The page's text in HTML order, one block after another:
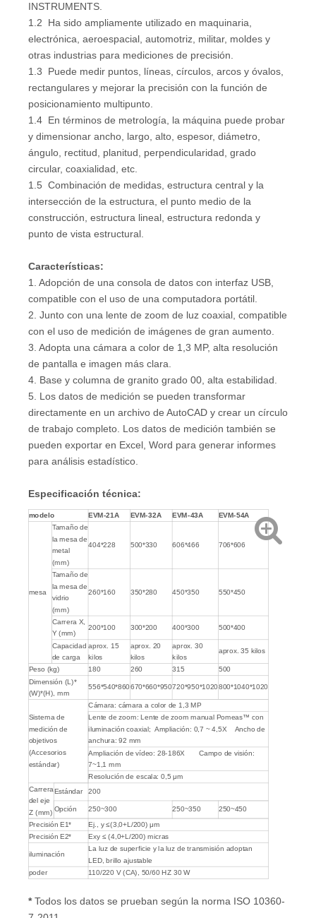
INSTRUMENTS.
1.2 Ha sido ampliamente utilizado en maquinaria,
electrónica, aeroespacial, automotriz, militar, moldes y
otras industrias para mediciones de precisión.
1.3 Puede medir puntos, líneas, círculos, arcos y óvalos,
rectangulares y mejorar la precisión con la función de
posicionamiento multipunto.
1.4 En términos de metrología, la máquina puede probar
y dimensionar ancho, largo, alto, espesor, diámetro,
ángulo, rectitud, planitud, perpendicularidad, grado
circular, coaxialidad, etc.
1.5 Combinación de medidas, estructura central y la
intersección de la estructura, el punto medio de la
construcción, estructura lineal, estructura redonda y
punto de vista estructural.
Características:
1. Adopción de una consola de datos con interfaz USB,
compatible con el uso de una computadora portátil.
2. Junto con una lente de zoom de luz coaxial, compatible
con el uso de medición de imágenes de gran aumento.
3. Adopta una cámara a color de 1,3 MP, alta resolución
de pantalla e imagen más clara.
4. Base y columna de granito grado 00, alta estabilidad.
5. Los datos de medición se pueden transformar
directamente en un archivo de AutoCAD y crear un círculo
de trabajo completo. Los datos de medición también se
pueden exportar en Excel, Word para generar informes
para análisis estadístico.
Especificación técnica:
modelo EVM-21A EVM-32A EVM-43A EVM-54A
mesa
Tamaño de
la mesa de
metal
(mm)
404*228 500*330 606*466 706*606
Tamaño de
la mesa de
vidrio
(mm)
260*160 350*280 450*350 550*450
Carrera X,
Y (mm)
200*100 300*200 400*300 500*400
Capacidad
de carga
aprox. 15
kilos
aprox. 20
kilos
aprox. 30
kilos
aprox. 35 kilos
Peso (kg) 180 260 315 500
Dimensión (L)*
(W)*(H), mm
556*540*860670*660*950720*950*1020800*1040*1020
Sistema de
medición de
objetivos
(Accesorios
estándar)
Cámara: cámara a color de 1,3 MP
Lente de zoom: Lente de zoom manual Pomeas™ con
iluminación coaxial; Ampliación: 0,7 ~ 4,5X Ancho de
anchura: 92 mm
Ampliación de vídeo: 28-186X Campo de visión:
7~1,1 mm
Resolución de escala: 0,5 μm
Carrera
del eje
Z (mm)
Estándar 200
Opción 250~300 250~350 250~450
Precisión E1* Ej., y ≤(3,0+L/200) μm
Precisión E2* Exy ≤ (4,0+L/200) micras
iluminación
La luz de superficie y la luz de transmisión adoptan
LED, brillo ajustable
poder 110/220 V (CA), 50/60 HZ 30 W
*Todos los datos se prueban según la norma ISO 10360-